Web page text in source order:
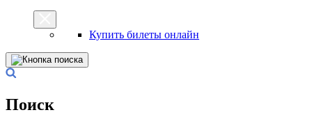
Купить билеты онлайн
Поиск